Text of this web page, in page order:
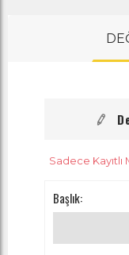
Sadece
Başlık: